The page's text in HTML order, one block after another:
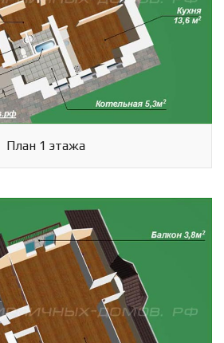
План 1 этажа